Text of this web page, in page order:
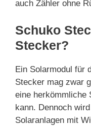
auch Zähler ohne
Schuko
Stecker?
Ein Solarmodul für
Stecker mag zwar
eine herkömmliche
kann. Dennoch
Solaranlagen mit